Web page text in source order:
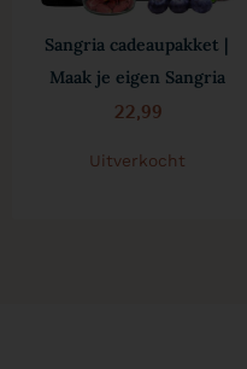
Sangria cadeaupakket |
Maak je eigen Sangria
22,99
Uitverkocht